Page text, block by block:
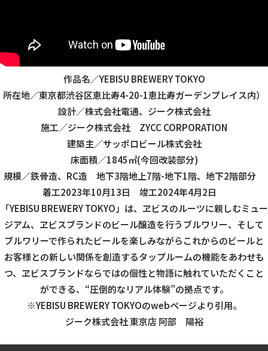
作品名／YEBISU BREWERY TOKYO
所在地／東京都渋谷区恵比寿4-20-1恵比寿ガーデンプレイス内）
設計／株式会社電通、ジーク株式会社
施工／ジーク株式会社 ZYCC CORPORATION
建築主／サッポロビール株式会社
床面積／1845㎡(今回改装部分)
規模／鉄骨造、RC造 地下3階地上7階-地下1階、地下2階部分
着工2023年10月13日 竣工2024年4月2日
「YEBISU BREWERY TOKYO」は、ヱビスのルーツに親しむミュー
ジアム、ヱビスブランドのビール醸造を行うブルワリー、そして
ブルワリーで作られたビールを楽しみながらこれからのビールと
お客様との新しい関係を創造するタップルームの機能をあわせも
つ、ヱビスブランドならではの個性と物語に触れていただくこと
ができる、“圧倒的なリアル体験”の拠点です。
※YEBISU BREWERY TOKYOのwebページより引用。
ジーク株式会社 東京店 阿部 陽裕